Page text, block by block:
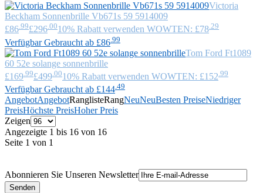
Victoria
Beckham Sonnenbrille Vb671s 59 5914009
£86.99£296.0010% Rabatt verwenden WOWTEN: £78.29
Verfügbar Gebraucht ab £86 .99
Tom Ford Ft1089
60 52e solange sonnenbrille
£169 .99£499 .0010% Rabatt verwenden WOWTEN: £152 .99
Verfügbar Gebraucht ab £144.49
AngebotAngebotRanglisteRangNeuNeuBesten PreiseNiedriger
PreisHöchste PreisHoher Preis
Zeigen
Angezeigte 1 bis 16 von 16
Seite 1 von 1
Abonnieren Sie Unseren Newsletter